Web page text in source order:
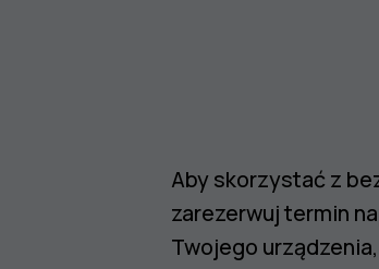
Aby skorzystać z
zarezerwuj termin
Twojego